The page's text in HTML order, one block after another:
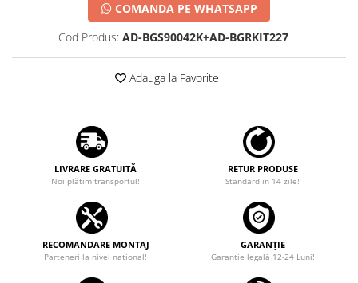
COMANDA PE WHATSAPP
Cod Produs: AD-BGS90042K+AD-BGRKIT227
Adauga la Favorite
LIVRARE GRATUITĂ
Noi plătim transportul!
RETUR PRODUSE
Standard in 14 zile!
RECOMANDARE MONTAJ
Parteneri la nivel național!
GARANȚIE
Garanţie legală 12-24 Luni!